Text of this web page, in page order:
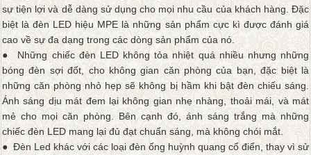
sự tiện lợi và dễ dàng sử dụng cho mọi nhu cầu của khách hàng. Đặc
biệt là đèn LED hiệu MPE là những sản phẩm cực kì được đánh giá
cao về sự đa dạng trong các dòng sản phẩm của nó.
● Những chiếc đèn LED không tỏa nhiệt quá nhiều nhưng những
bóng đèn sợi đốt, cho không gian căn phòng của bạn, đặc biệt là
những căn phòng nhỏ hẹp sẽ không bị hầm khi bật đèn chiếu sáng.
Ánh sáng dịu mát đem lại không gian nhẹ nhàng, thoải mái, và mát
mẻ cho mọi căn phòng. Bên cạnh đó, ánh sáng trắng mà những
chiếc đèn LED mang lại đủ đạt chuẩn sáng, mà không chói mắt.
● Đèn Led khác với các loại đèn ống huỳnh quang cổ điển, thay vì sử